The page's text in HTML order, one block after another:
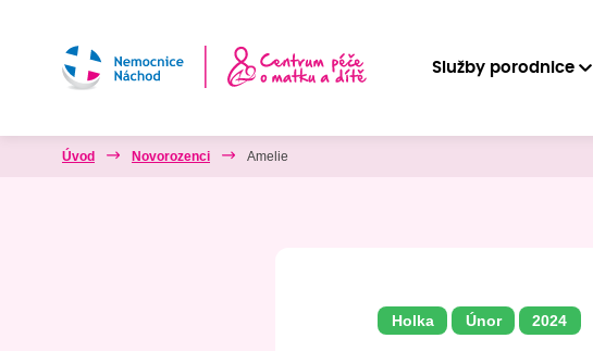
Služby porodnice
Úvod Novorozenci Amelie
Holka Únor 2024